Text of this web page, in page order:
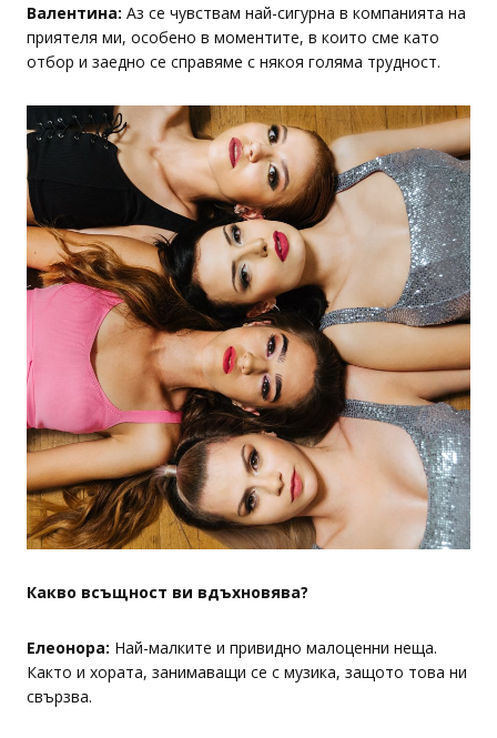
Валентина: Аз се чувствам най-сигурна в компанията на
приятеля ми, особено в моментите, в които сме като
отбор и заедно се справяме с някоя голяма трудност.
Какво всъщност ви вдъхновява?
Елеонора: Най-малките и привидно малоценни неща.
Както и хората, занимаващи се с музика, защото това ни
свързва.